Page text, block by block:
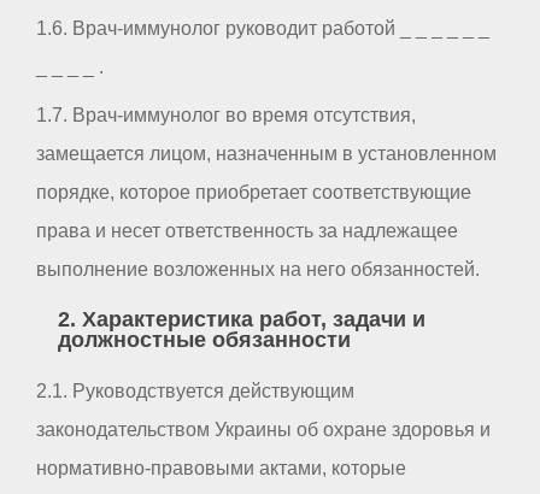
1.6. Врач-иммунолог руководит работой _ _ _ _ _ _
_ _ _ _ .
1.7. Врач-иммунолог во время отсутствия,
замещается лицом, назначенным в установленном
порядке, которое приобретает соответствующие
права и несет ответственность за надлежащее
выполнение возложенных на него обязанностей.
2. Характеристика работ, задачи и
должностные обязанности
2.1. Руководствуется действующим
законодательством Украины об охране здоровья и
нормативно-правовыми актами, которые